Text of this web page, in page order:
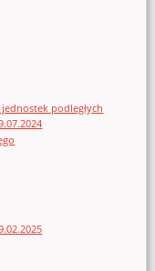
podległych